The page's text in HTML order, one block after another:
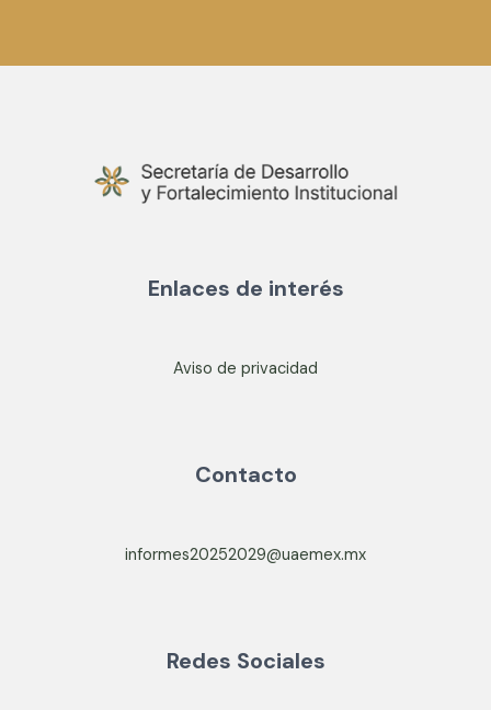
Enlaces de interés
Aviso de privacidad
Contacto
informes20252029@uaemex.mx
Redes Sociales